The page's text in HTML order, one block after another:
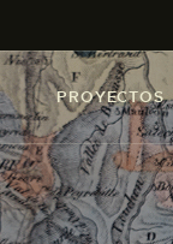
PROYECTOS